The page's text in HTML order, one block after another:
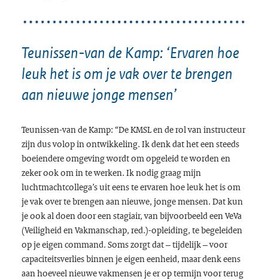
Teunissen-van de Kamp: ‘Ervaren hoe
leuk het is om je vak over te brengen
aan nieuwe jonge mensen’
Teunissen-van de Kamp: “De KMSL en de rol van instructeur
zijn dus volop in ontwikkeling. Ik denk dat het een steeds
boeiendere omgeving wordt om opgeleid te worden en
zeker ook om in te werken. Ik nodig graag mijn
luchtmachtcollega’s uit eens te ervaren hoe leuk het is om
je vak over te brengen aan nieuwe, jonge mensen. Dat kun
je ook al doen door een stagiair, van bijvoorbeeld een VeVa
(Veiligheid en Vakmanschap, red.)-opleiding, te begeleiden
op je eigen command. Soms zorgt dat – tijdelijk – voor
capaciteitsverlies binnen je eigen eenheid, maar denk eens
aan hoeveel nieuwe vakmensen je er op termijn voor terug